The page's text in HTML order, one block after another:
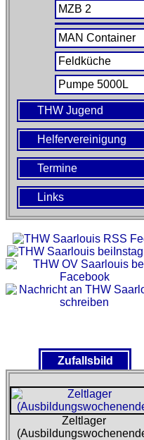
MZB 2
MAN Container
Feldküche
Pumpe 5000L
THW Jugend
Helfervereinigung
Termine
Links
Zufallsbild
Zeltlager